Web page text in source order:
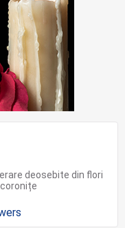
deosebite din flori